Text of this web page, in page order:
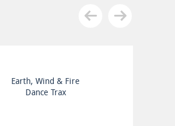
Stevie Wonder
Down To Earth